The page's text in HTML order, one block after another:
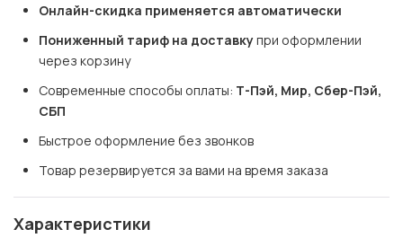
Онлайн-скидка применяется автоматически
Пониженный тариф на доставку при оформлении
через корзину
Современные способы оплаты: Т-Пэй, Мир, Сбер-Пэй,
СБП
Быстрое оформление без звонков
Товар резервируется за вами на время заказа
Характеристики